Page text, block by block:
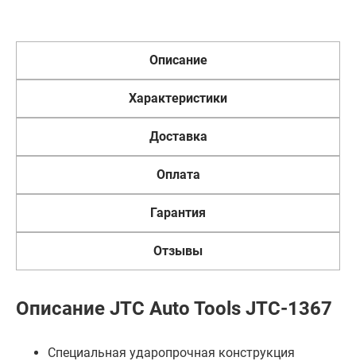
Описание
Характеристики
Доставка
Оплата
Гарантия
Отзывы
Описание JTC Auto Tools JTC-1367
Специальная ударопрочная конструкция